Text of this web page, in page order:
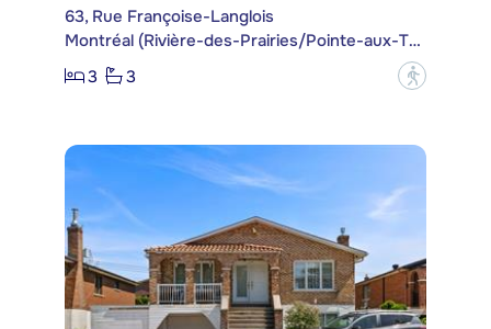
63, Rue Françoise-Langlois
Montréal (Rivière-des-Prairies/Pointe-aux-Trembles)
3
3 ?